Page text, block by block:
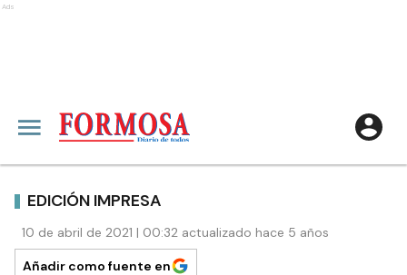
Ads
EDICIÓN IMPRESA
10 de abril de 2021 | 00:32 actualizado hace 5 años
Añadir como fuente en